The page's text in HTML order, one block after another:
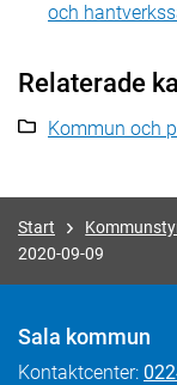
och
Relaterade
Kommun och
Start
2020-09-09
Sala kommun
Kontaktcenter: